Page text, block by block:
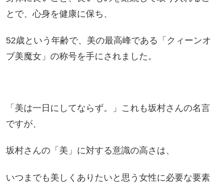
とで、心身を健康に保ち、
52歳という年齢で、美の最高峰である「クィーンオ
ブ美魔女」の称号を手にされました。
「美は一日にしてならず。」これも坂村さんの名言
ですが、
坂村さんの「美」に対する意識の高さは、
いつまでも美しくありたいと思う女性に必要な要素